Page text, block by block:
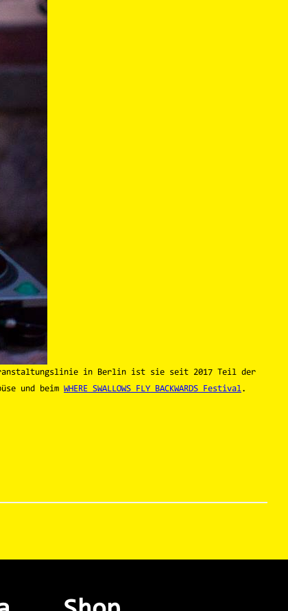
in Berlin ist sie seit 2017 Teil der
und beim WHERE SWALLOWS FLY BACKWARDS Festival.